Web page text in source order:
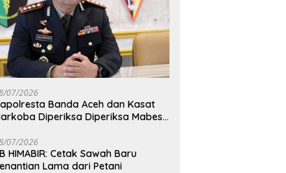
07/2026
Banda Aceh dan Kasat
Diperiksa Diperiksa Mabes
07/2026
HIMABIR: Cetak Sawah Baru
Lama dari Petani